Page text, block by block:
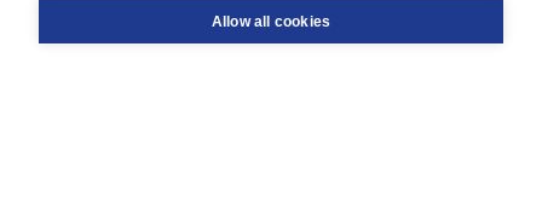
Order
Allow all cookies